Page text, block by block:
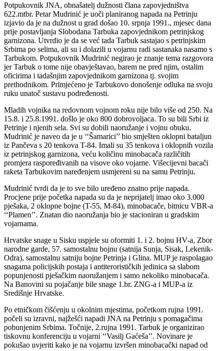
Potpukovnik JNA, obnašatelj dužnosti člana zapovjedništva
622.mtbr. Petar Mudrinić je uoči planiranog napada na Petrinju
izjavio da je na dužnost u grad došao 10. srpnja 1991., mjesec dana
prije postavljanja Slobodana Tarbuka zapovjednikom petrinjskog
garnizona. Utvrdio je da se već tada Tarbuk sastajao s petrinjskim
Srbima po selima, ali su i dolazili u vojarnu radi sastanaka nasamo s
Tarbukom. Potpukovnik Mudrinić negirao je znanje tema razgovora
jer Tarbuk o tome nije obavještavao, barem ne pred njim, ostalim
oficirima i tadašnjim zapovjednikom garnizona tj. svojim
prethodnikom. Primjećeno je Tarbukovo donošenje odluka na svoju
ruku unatoč sustavu podređenosti.
Mladih vojnika na redovnom vojnom roku nije bilo više od 250. Na
15.8. i 25.8.1991. došlo je oko 800 dobrovoljaca. To su bili Srbi iz
Petrinje i njenih sela. Svi su dobili naoružanje i vojnu obuku.
Mudrinić je naveo da je u ‘‘Šamarici’’ bio smješten oklopni bataljun
iz Pančeva s 20 tenkova T-84. Imali su 35 tenkova i oklopnih vozila
iz petrinjskog garnizona, veću količinu minobacača različitih
promjera raspoređivanih na visove oko vojarne. Višecijevni bacači
raketa Tarbukovim naređenjem usmjereni su na samu Petrinju.
Mudrinić tvrdi da je to sve bilo uređeno znatno prije napada.
Procjene prije početka napada su da je neprijatelj imao oko 3.000
pješaka, 2 oklopne bojne (T-55, M-84), minobacače, bitnicu VBR-a
‘‘Plamen’’. Znatan dio naoružanja bio je stacioniran u gradskim
vojarnama.
Hrvatske snage u Sisku uspjele su oformiti 1. i 2. bojnu HV-a, Zbor
narodne garde, 57. samostalnu bojnu (satnija Sunja, Sisak, Lekenik-
Odra), samostalnu satniju bojne Petrinja i Glina. MUP je raspolagao
snagama policijskih postaja i antiterorističkih jedinica sa slabom
popunjenosti pješačkim naoružanjem i samo nekoliko minobacača.
Na Banovini su pojačanje bile snage 1.br. ZNG-a i MUP-a iz
Središnje Hrvatske.
Po etničkom čišćenju u okolnim mjestima, početkom rujna 1991.
počeli su izravni, najžešći napadi JNA na Petrinju s pomagačima
pobunjenim Srbima. Točnije, 2.rujna 1991. Tarbuk je organizirao
tiskovnu konferenciju u vojarni ‘‘Vasilj Gaćeša’’. Novinare je
pokušao uvjeriti kako je na vojarnu izvršen minobacački napad od